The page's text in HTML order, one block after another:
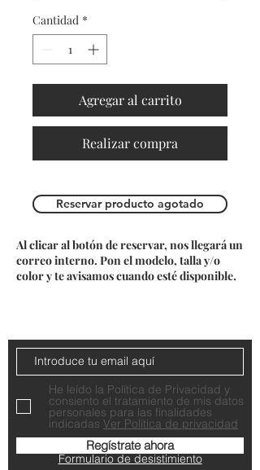
Cantidad *
Agregar al carrito
Realizar compra
Reservar producto agotado
Al clicar al botón de reservar, nos llegará un
correo interno. Pon el modelo, talla y/o
color y te avisamos cuando esté disponible.
He leído la Política de Privacidad y
consiento el tratamiento de mis datos
personales para las finalidades
indicadas Ver Política de privacidad
Regístrate ahora
Formulario de desistimiento